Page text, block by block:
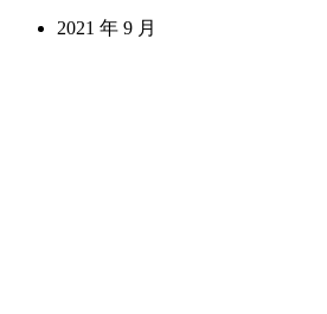
2021 年 9 月